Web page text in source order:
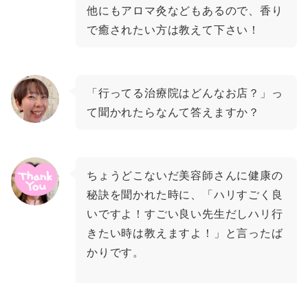
他にもアロマ灸などもあるので、香り
で癒されたい方は教えて下さい！
「行ってる治療院はどんなお店？」っ
て聞かれたらなんて答えますか？
ちょうどこないだ美容師さんに健康の
秘訣を聞かれた時に、「ハリすごく良
いですよ！すごい良い先生だしハリ行
きたい時は教えますよ！」と言ったば
かりです。